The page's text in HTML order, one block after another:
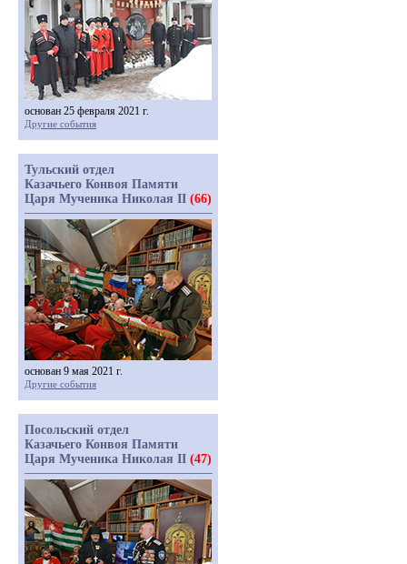
основан 25 февраля 2021 г.
Другие события
Тульский отдел
Казачьего Конвоя Памяти
Царя Мученика Николая II (66)
основан 9 мая 2021 г.
Другие события
Посольский отдел
Казачьего Конвоя Памяти
Царя Мученика Николая II (47)